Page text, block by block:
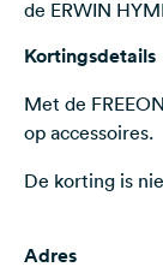
Vragen &
de ERWIN
Kortingsdetails
Met de
op accessoires.
De korting is
Adres